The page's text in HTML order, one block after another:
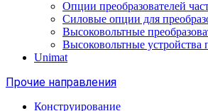
Опции преобразователей
Силовые опции для
Высоковольтные
Высоковольтные
Unimat
Прочие направления
Конструирование